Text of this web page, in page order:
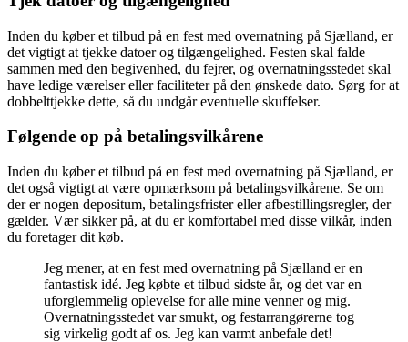
Inden du køber et tilbud på en fest med overnatning på Sjælland, er
det vigtigt at tjekke datoer og tilgængelighed. Festen skal falde
sammen med den begivenhed, du fejrer, og overnatningsstedet skal
have ledige værelser eller faciliteter på den ønskede dato. Sørg for at
dobbelttjekke dette, så du undgår eventuelle skuffelser.
Følgende op på betalingsvilkårene
Inden du køber et tilbud på en fest med overnatning på Sjælland, er
det også vigtigt at være opmærksom på betalingsvilkårene. Se om
der er nogen depositum, betalingsfrister eller afbestillingsregler, der
gælder. Vær sikker på, at du er komfortabel med disse vilkår, inden
du foretager dit køb.
Jeg mener, at en fest med overnatning på Sjælland er en
fantastisk idé. Jeg købte et tilbud sidste år, og det var en
uforglemmelig oplevelse for alle mine venner og mig.
Overnatningsstedet var smukt, og festarrangørerne tog
sig virkelig godt af os. Jeg kan varmt anbefale det!